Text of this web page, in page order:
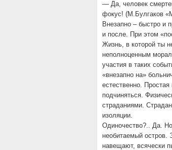
— Да, человек
фокус! (М.Булгаков
Внезапно – быстро и
и после. При этом
Жизнь, в которой ты
неполноценным
участия в таких
«внезапно на»
естественно.
подчиняться.
страданиями.
изоляции.
Одиночество?.. Да.
необитаемый остров.
навещают, всячески